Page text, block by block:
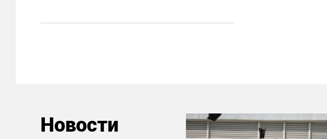
Новости